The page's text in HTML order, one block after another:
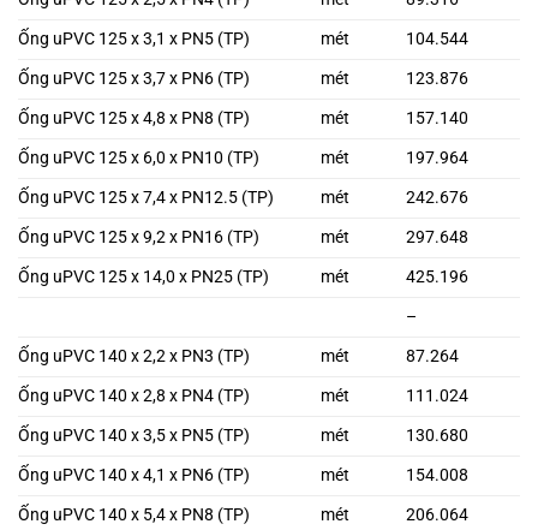
Ống uPVC 125 x 3,1 x PN5 (TP) mét 104.544
Ống uPVC 125 x 3,7 x PN6 (TP) mét 123.876
Ống uPVC 125 x 4,8 x PN8 (TP) mét 157.140
Ống uPVC 125 x 6,0 x PN10 (TP) mét 197.964
Ống uPVC 125 x 7,4 x PN12.5 (TP) mét 242.676
Ống uPVC 125 x 9,2 x PN16 (TP) mét 297.648
Ống uPVC 125 x 14,0 x PN25 (TP) mét 425.196
–
Ống uPVC 140 x 2,2 x PN3 (TP) mét 87.264
Ống uPVC 140 x 2,8 x PN4 (TP) mét 111.024
Ống uPVC 140 x 3,5 x PN5 (TP) mét 130.680
Ống uPVC 140 x 4,1 x PN6 (TP) mét 154.008
Ống uPVC 140 x 5,4 x PN8 (TP) mét 206.064